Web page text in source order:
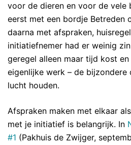
voor de dieren en voor de vele
eerst met een bordje Betreden
daarna met afspraken,
initiatiefnemer had er weinig
geregel alleen maar tijd kost
eigenlijke werk – de
lucht houden.
Afspraken maken met elkaar
met je initiatief is belangrijk. In
#1 (Pakhuis de Zwijger,